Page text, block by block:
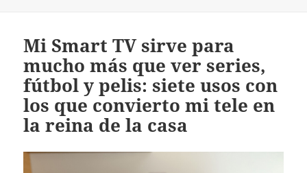
Mi Smart TV sirve para
mucho más que ver series,
fútbol y pelis: siete usos con
los que convierto mi tele en
la reina de la casa